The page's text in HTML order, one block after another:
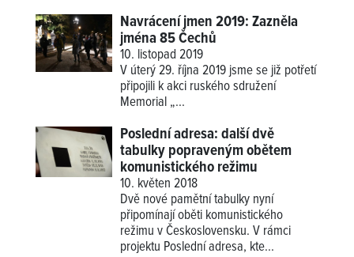
Navrácení jmen 2019: Zazněla
jména 85 Čechů
10. listopad 2019
V úterý 29. října 2019 jsme se již potřetí
připojili k akci ruského sdružení
Memorial „...
Poslední adresa: další dvě
tabulky popraveným obětem
komunistického režimu
10. květen 2018
Dvě nové pamětní tabulky nyní
připomínají oběti komunistického
režimu v Československu. V rámci
projektu Poslední adresa, kte...